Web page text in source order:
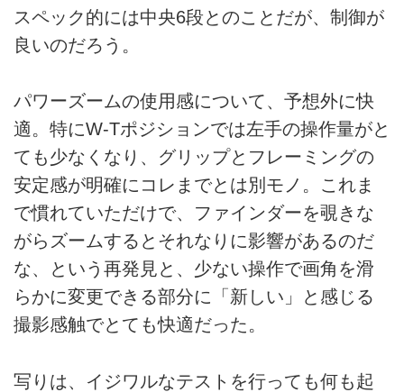
スペック的には中央6段とのことだが、制御が
良いのだろう。
パワーズームの使用感について、予想外に快
適。特にW-Tポジションでは左手の操作量がと
ても少なくなり、グリップとフレーミングの
安定感が明確にコレまでとは別モノ。これま
で慣れていただけで、ファインダーを覗きな
がらズームするとそれなりに影響があるのだ
な、という再発見と、少ない操作で画角を滑
らかに変更できる部分に「新しい」と感じる
撮影感触でとても快適だった。
写りは、イジワルなテストを行っても何も起